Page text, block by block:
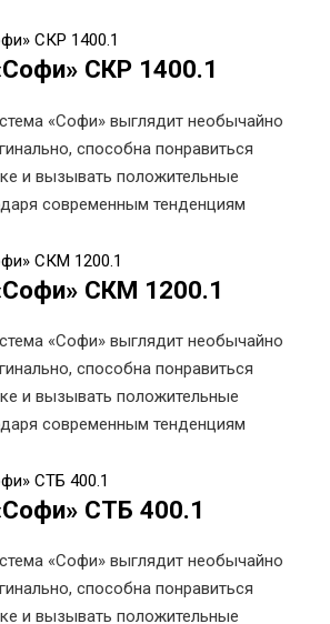
СКР 1400.1
«Софи» выглядит необычайно
способна понравиться
и вызывать положительные
современным тенденциям
СКМ 1200.1
«Софи» выглядит необычайно
способна понравиться
и вызывать положительные
современным тенденциям
СТБ 400.1
«Софи» выглядит необычайно
способна понравиться
и вызывать положительные